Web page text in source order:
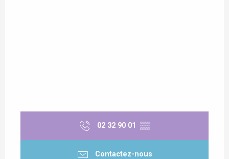
02 32 90 01 ▒▒
Contactez-nous